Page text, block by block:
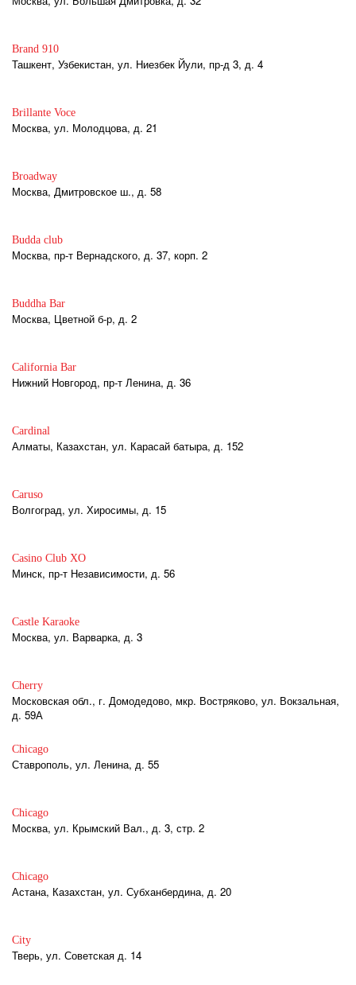
Brand 910
Ташкент, Узбекистан, ул. Ниезбек Йули, пр-д 3, д. 4
Brillante Voce
Москва, ул. Молодцова, д. 21
Broadway
Москва, Дмитровское ш., д. 58
Budda club
Москва, пр-т Вернадского, д. 37, корп. 2
Buddha Bar
Москва, Цветной б-р, д. 2
California Bar
Нижний Новгород, пр-т Ленина, д. 36
Cardinal
Алматы, Казахстан, ул. Карасай батыра, д. 152
Caruso
Волгоград, ул. Хиросимы, д. 15
Casino Club XO
Минск, пр-т Независимости, д. 56
Castle Karaoke
Москва, ул. Варварка, д. 3
Cherry
Московская обл., г. Домодедово, мкр. Востряково, ул. Вокзальная,
д. 59А
Chicago
Ставрополь, ул. Ленина, д. 55
Chicago
Москва, ул. Крымский Вал., д. 3, стр. 2
Chicago
Астана, Казахстан, ул. Субханбердина, д. 20
City
Тверь, ул. Советская д. 14